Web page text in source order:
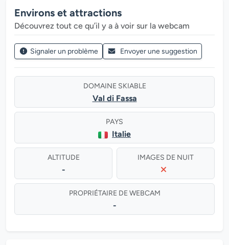
Environs et attractions
Découvrez tout ce qu’il y a à voir sur la webcam
Signaler un problème Envoyer une suggestion
DOMAINE SKIABLE
Val di Fassa
PAYS
Italie
ALTITUDE
-
IMAGES DE NUIT
PROPRIÉTAIRE DE WEBCAM
-